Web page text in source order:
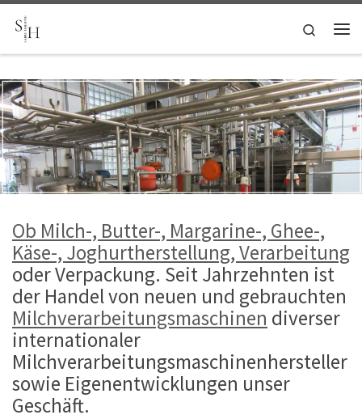
Zum Inhalt springen
Search
Ob Milch-, Butter-, Margarine-, Ghee-,
Käse-, Joghurtherstellung, Verarbeitung
oder Verpackung. Seit Jahrzehnten ist
der Handel von neuen und gebrauchten
Milchverarbeitungsmaschinen diverser
internationaler
Milchverarbeitungsmaschinenhersteller
sowie Eigenentwicklungen unser
Geschäft.